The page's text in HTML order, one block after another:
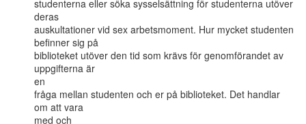
studenterna eller söka sysselsättning för studenterna utöver
deras
auskultationer vid sex arbetsmoment. Hur mycket studenten
befinner sig på
biblioteket utöver den tid som krävs för genomförandet av
uppgifterna är
en
fråga mellan studenten och er på biblioteket. Det handlar
om att vara
med och